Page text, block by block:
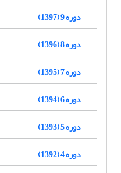
دوره 9 (1397)
دوره 8 (1396)
دوره 7 (1395)
دوره 6 (1394)
دوره 5 (1393)
دوره 4 (1392)